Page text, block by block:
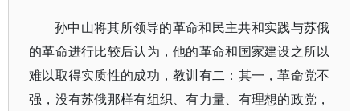
孙中山将其所领导的革命和民主共和实践与苏俄
的革命进行比较后认为，他的革命和国家建设之所以
难以取得实质性的成功，教训有二：其一，革命党不
强，没有苏俄那样有组织、有力量、有理想的政党，